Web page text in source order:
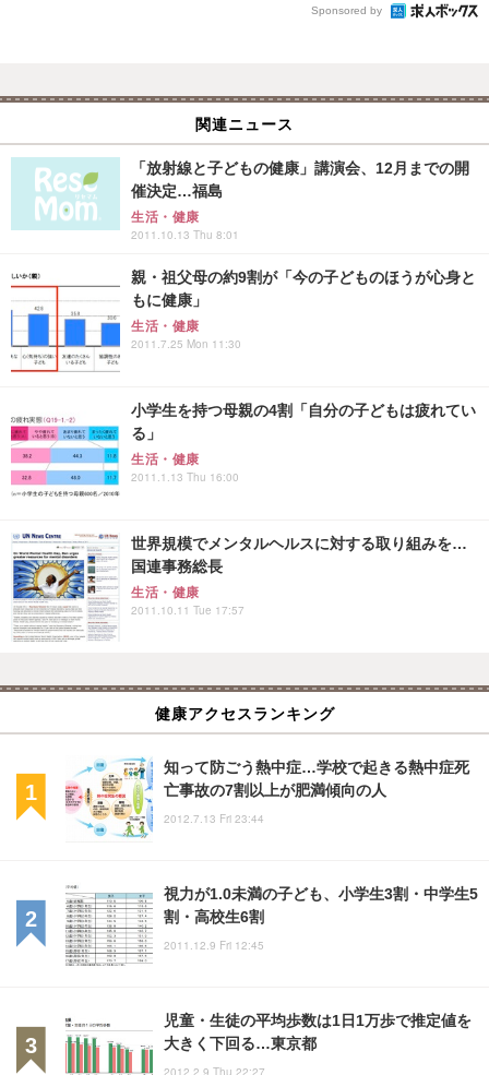
Sponsored by
関連ニュース
「放射線と子どもの健康」講演会、12月までの開
催決定…福島
生活・健康
2011.10.13 Thu 8:01
親・祖父母の約9割が「今の子どものほうが心身と
もに健康」
生活・健康
2011.7.25 Mon 11:30
小学生を持つ母親の4割「自分の子どもは疲れてい
る」
生活・健康
2011.1.13 Thu 16:00
世界規模でメンタルヘルスに対する取り組みを…
国連事務総長
生活・健康
2011.10.11 Tue 17:57
健康アクセスランキング
知って防ごう熱中症…学校で起きる熱中症死
亡事故の7割以上が肥満傾向の人
2012.7.13 Fri 23:44
視力が1.0未満の子ども、小学生3割・中学生5
割・高校生6割
2011.12.9 Fri 12:45
児童・生徒の平均歩数は1日1万歩で推定値を
大きく下回る…東京都
2012.2.9 Thu 22:27